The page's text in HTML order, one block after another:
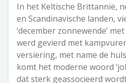
In het Keltische Brittannië,
en Scandinavische landen,
‘december zonnewende’
werd gevierd met
versiering, met name de
komt het moderne woord
dat sterk geassocieerd